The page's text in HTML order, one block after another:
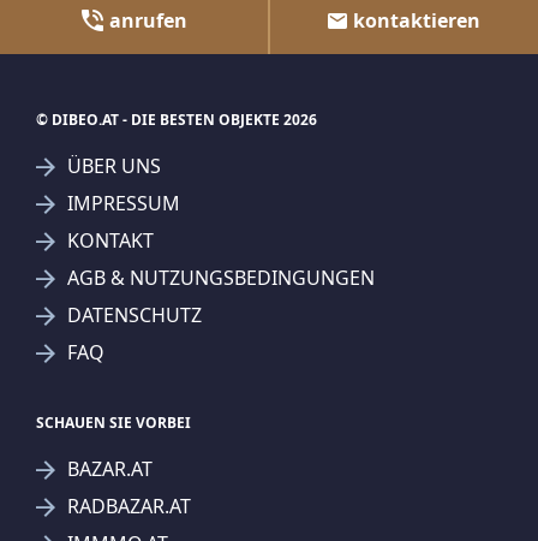
anrufen kontaktieren
© DIBEO.AT - DIE BESTEN OBJEKTE 2026
ÜBER UNS
IMPRESSUM
KONTAKT
AGB & NUTZUNGSBEDINGUNGEN
DATENSCHUTZ
FAQ
SCHAUEN SIE VORBEI
BAZAR.AT
RADBAZAR.AT